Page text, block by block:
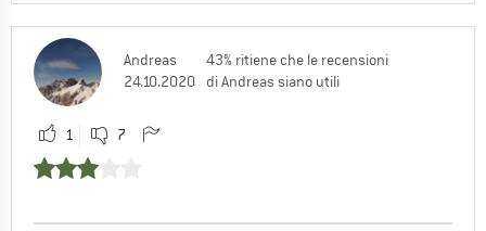
Andreas
24.10.2020
43% ritiene che le recensioni
di Andreas siano utili
1 7